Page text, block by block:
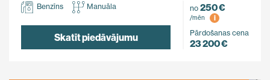
Benzīns Manuāla
Skatīt piedāvājumu
no 250 €
/mēn
i
Pārdošanas cena
23 200 €